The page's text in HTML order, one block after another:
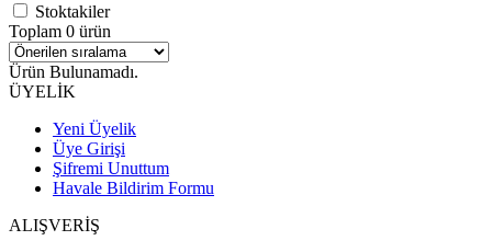
Stoktakiler
Toplam 0 ürün
Ürün Bulunamadı.
ÜYELİK
Yeni Üyelik
Üye Girişi
Şifremi Unuttum
Havale Bildirim Formu
ALIŞVERİŞ